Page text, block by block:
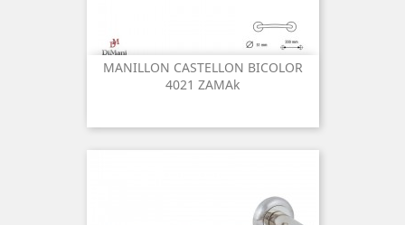
MANILLON CASTELLON BICOLOR
4021 ZAMAk